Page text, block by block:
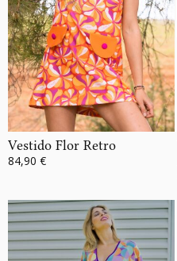
Vestido Flor Retro
84,90 €